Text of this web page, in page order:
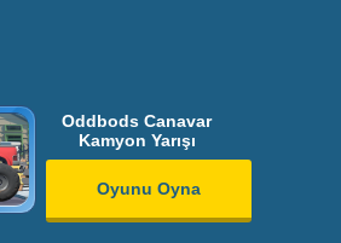
Oddbods Canavar
Kamyon Yarışı
Oyunu Oyna